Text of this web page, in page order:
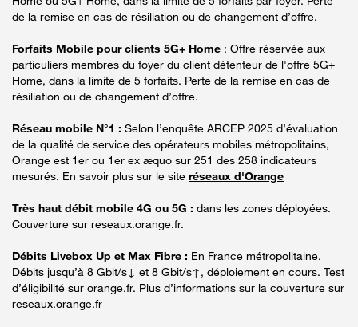
de la remise en cas de résiliation ou de changement d’offre.
Forfaits Mobile pour clients 5G+ Home : Offre réservée aux
particuliers membres du foyer du client détenteur de l'offre 5G+
Home, dans la limite de 5 forfaits. Perte de la remise en cas de
résiliation ou de changement d’offre.
Réseau mobile N°1 : Selon l’enquête ARCEP 2025 d’évaluation
de la qualité de service des opérateurs mobiles métropolitains,
Orange est 1er ou 1er ex æquo sur 251 des 258 indicateurs
mesurés. En savoir plus sur le site réseaux d'Orange
Très haut débit mobile 4G ou 5G : dans les zones déployées.
Couverture sur reseaux.orange.fr.
Débits Livebox Up et Max Fibre : En France métropolitaine.
Débits jusqu’à 8 Gbit/s↓ et 8 Gbit/s↑, déploiement en cours. Test
d’éligibilité sur orange.fr. Plus d’informations sur la couverture sur
reseaux.orange.fr